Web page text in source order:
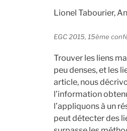
Lionel Tabourier,
EGC 2015, 15ème
Trouver les liens
peu denses, et les
article, nous
l’information
l’appliquons à un
peut détecter des